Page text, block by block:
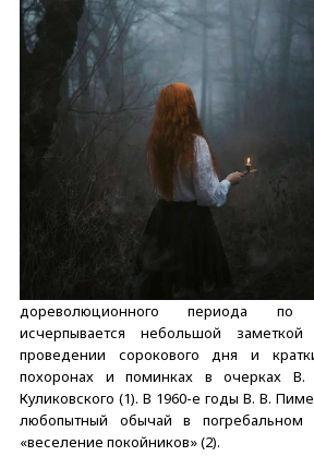
дореволюционного периода по
исчерпывается небольшой
проведении сорокового дня и
похоронах и поминках в очерках
Куликовского (1). В 1960-е годы В. В.
любопытный обычай в погребальном
«веселение покойников» (2).